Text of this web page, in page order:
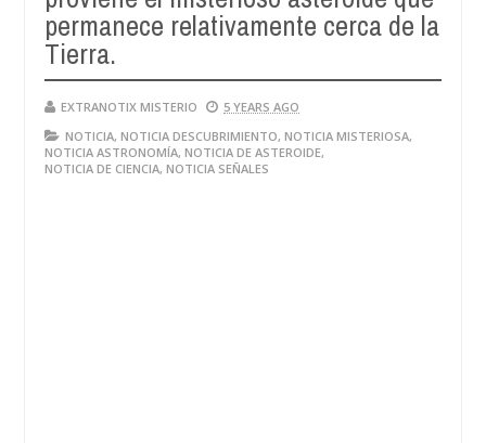
permanece relativamente cerca de la
Tierra.
EXTRANOTIX MISTERIO
5 YEARS AGO
NOTICIA, NOTICIA DESCUBRIMIENTO, NOTICIA MISTERIOSA,
NOTICIA ASTRONOMÍA, NOTICIA DE ASTEROIDE,
NOTICIA DE CIENCIA, NOTICIA SEÑALES